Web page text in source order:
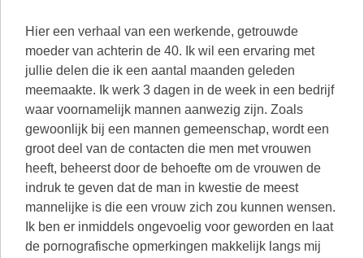
Hier een verhaal van een werkende, getrouwde
moeder van achterin de 40. Ik wil een ervaring met
jullie delen die ik een aantal maanden geleden
meemaakte. Ik werk 3 dagen in de week in een bedrijf
waar voornamelijk mannen aanwezig zijn. Zoals
gewoonlijk bij een mannen gemeenschap, wordt een
groot deel van de contacten die men met vrouwen
heeft, beheerst door de behoefte om de vrouwen de
indruk te geven dat de man in kwestie de meest
mannelijke is die een vrouw zich zou kunnen wensen.
Ik ben er inmiddels ongevoelig voor geworden en laat
de pornografische opmerkingen makkelijk langs mij